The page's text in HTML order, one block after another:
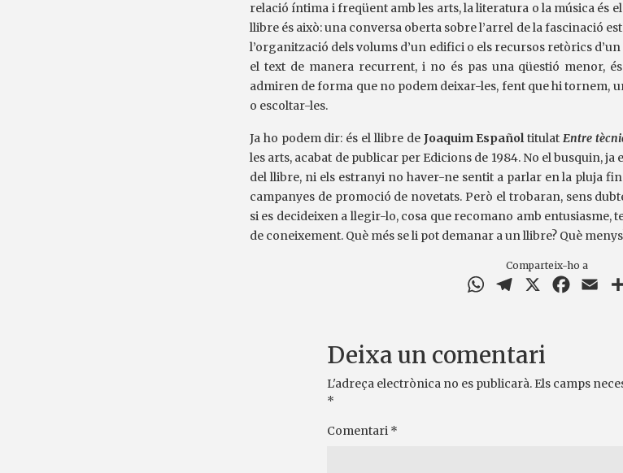
relació íntima i freqüent amb les arts, la literatura o la música és
llibre és això: una conversa oberta sobre l’arrel de la fascinació
l’organització dels volums d’un edifici o els recursos retòrics
el text de manera recurrent, i no és pas una qüestió menor,
admiren de forma que no podem deixar-les, fent que hi tornem,
o escoltar-les.
Ja ho podem dir: és el llibre de Joaquim EspañoltitulatEntre
les arts, acabat de publicar per Edicions de 1984. No el busquin, ja
del llibre, ni els estranyi no haver-ne sentit a parlar en la pluja
campanyes de promoció de novetats. Però el trobaran, sens
si es decideixen a llegir-lo, cosa que recomano amb entusiasme,
de coneixement. Què més se li pot demanar a un llibre? Què
Comparteix-ho a
WhatsAppTelegram
Deixa un comentari
L'adreça electrònica no es publicarà. Els camps
*
Comentari *